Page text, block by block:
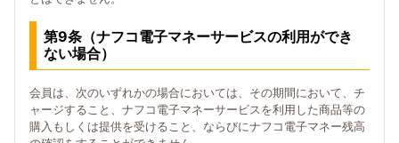
第9条（ナフコ電子マネーサービスの利用ができ
ない場合）
会員は、次のいずれかの場合においては、その期間において、チ
ャージすること、ナフコ電子マネーサービスを利用した商品等の
購入もしくは提供を受けること、ならびにナフコ電子マネー残高